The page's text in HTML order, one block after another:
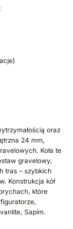
oraz
24 mm,
Koła te
gravelowy,
tras – szybkich
Konstrukcja kół
które
Sapim.